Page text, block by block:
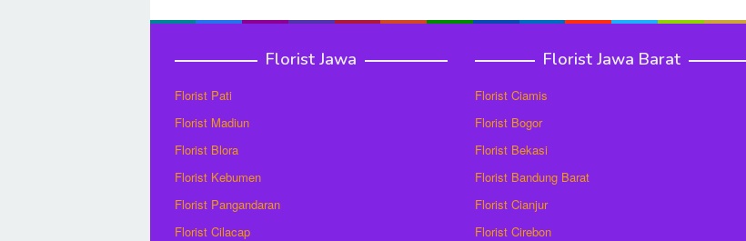
Florist Jawa
Florist Pati
Florist Madiun
Florist Blora
Florist Kebumen
Florist Pangandaran
Florist Cilacap
Florist Jawa Barat
Florist Ciamis
Florist Bogor
Florist Bekasi
Florist Bandung Barat
Florist Cianjur
Florist Cirebon